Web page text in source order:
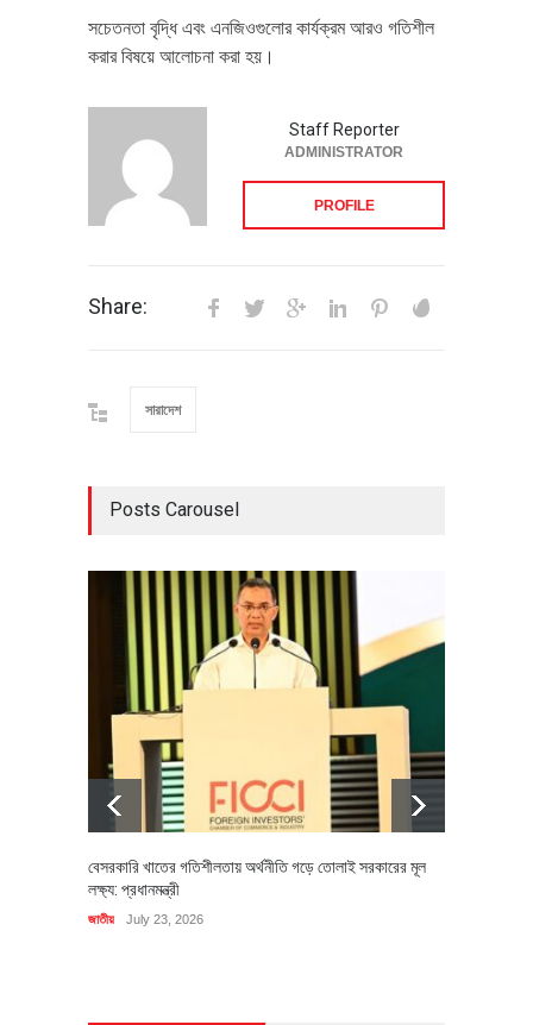
সচেতনতা বৃদ্ধি এবং এনজিওগুলোর কার্যক্রম আরও গতিশীল
করার বিষয়ে আলোচনা করা হয়।
Staff Reporter
ADMINISTRATOR
PROFILE
Share:
সারাদেশ
Posts Carousel
বেসরকারি খাতের গতিশীলতায় অর্থনীতি গড়ে তোলাই সরকারের মূল
লক্ষ্য: প্রধানমন্ত্রী
জাতীয় July 23, 2026